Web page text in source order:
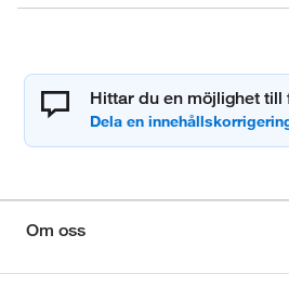
Hittar du en möjlighet till
Om oss